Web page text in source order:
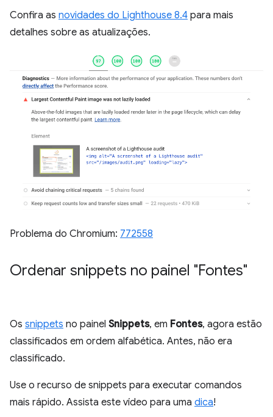
Confira as novidades do Lighthouse 8.4 para mais
detalhes sobre as atualizações.
Problema do Chromium: 772558
Ordenar snippets no painel "Fontes"
Os snippets no painel Snippets, em Fontes, agora estão
classificados em ordem alfabética. Antes, não era
classificado.
Use o recurso de snippets para executar comandos
mais rápido. Assista este vídeo para uma dica!